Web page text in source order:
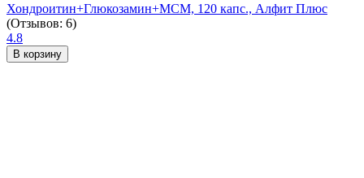
Хондроитин+Глюкозамин+МСМ, 120 капс., Алфит Плюс
(Отзывов: 6)
4.8
В корзину